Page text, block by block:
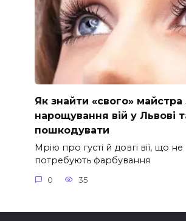
Як знайти «свого» майстра
нарощування вій у Львові
пошкодувати
Мрію про густі й довгі вії, що не
потребують фарбування
0 35